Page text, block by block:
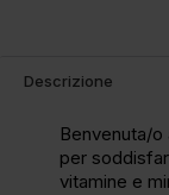
Descrizione
Benvenuta/
per
vitamine e